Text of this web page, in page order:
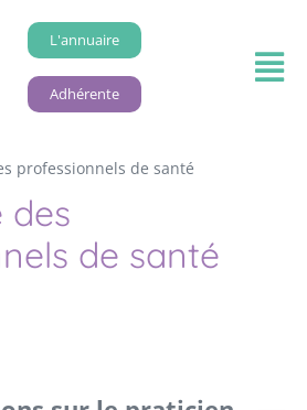
L'annuaire
Adhérente
professionnels de santé
des
de santé